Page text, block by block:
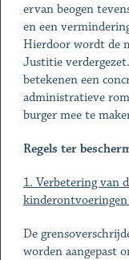
ervan beogen
en een
Hierdoor wordt de
Justitie
betekenen een
administratieve
burger mee te
Regels ter
1. Verbetering van
De
worden aangepast